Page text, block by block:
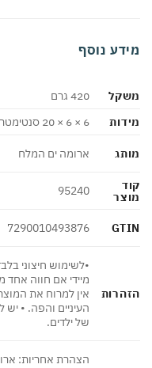
מידע נוסף
משקל
420 גרם
מידות
6 × 6 × 20 סנטימטרים
מותג ארומה ים המלח
קוד
מוצר 95240
GTIN
7290010493876
הזהרות
•לשימוש חיצוני
מיידי אם חווה אחד
אין למרוח את
העיניים והפה. •
של ילדים.
הצהרת אחריות: